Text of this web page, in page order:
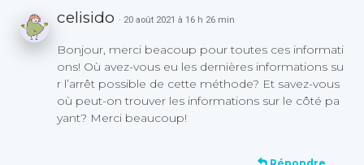
celisido · 20 août 2021 à 16 h 26 min
Bonjour, merci beacoup pour toutes ces informati
ons! Où avez-vous eu les dernières informations su
r l’arrêt possible de cette méthode? Et savez-vous
où peut-on trouver les informations sur le côté pa
yant? Merci beaucoup!